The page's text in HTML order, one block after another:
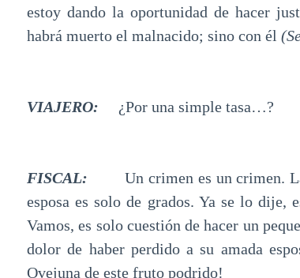
estoy dando la oportunidad de hacer
habrá muerto el malnacido; sino con él
VIAJERO: ¿Por una simple tasa…?
FISCAL: Un crimen es un crimen. La
esposa es solo de grados. Ya se lo dije,
Vamos, es solo cuestión de hacer un
dolor de haber perdido a su amada
Ovejuna de este fruto podrido!